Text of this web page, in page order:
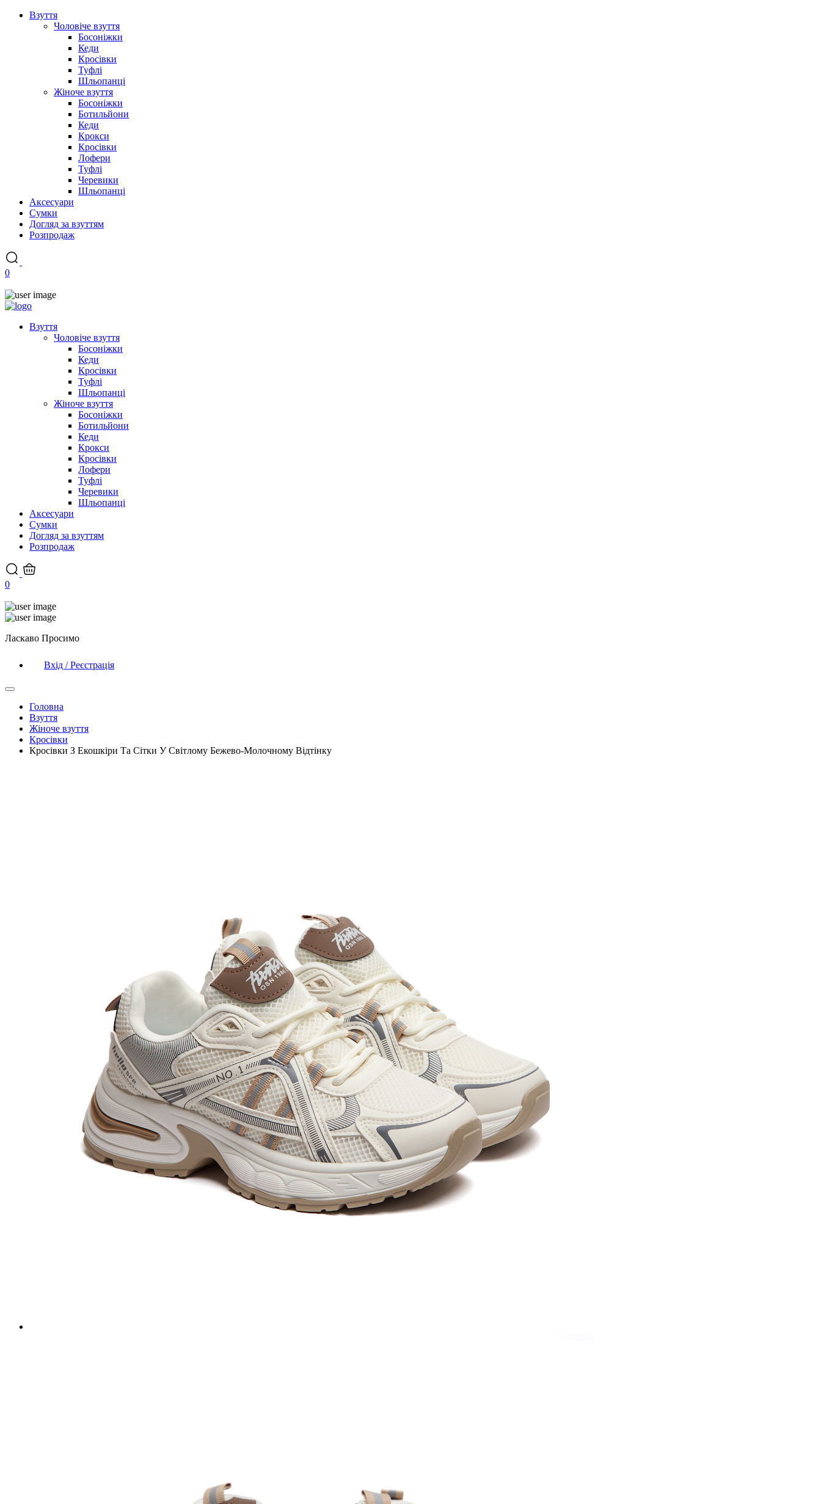
Взуття
Чоловіче взуття
Босоніжки
Кеди
Кросівки
Туфлі
Шльопанці
Жіноче взуття
Босоніжки
Ботильйони
Кеди
Крокси
Кросівки
Лофери
Туфлі
Черевики
Шльопанці
Аксесуари
Сумки
Догляд за взуттям
Розпродаж
0
Взуття
Чоловіче взуття
Босоніжки
Кеди
Кросівки
Туфлі
Шльопанці
Жіноче взуття
Босоніжки
Ботильйони
Кеди
Крокси
Кросівки
Лофери
Туфлі
Черевики
Шльопанці
Аксесуари
Сумки
Догляд за взуттям
Розпродаж
0
Ласкаво Просимо
Вхід / Реєстрація
Головна
Взуття
Жіноче взуття
Кросівки
Кросівки З Екошкіри Та Сітки У Світлому Бежево-Молочному Відтінку